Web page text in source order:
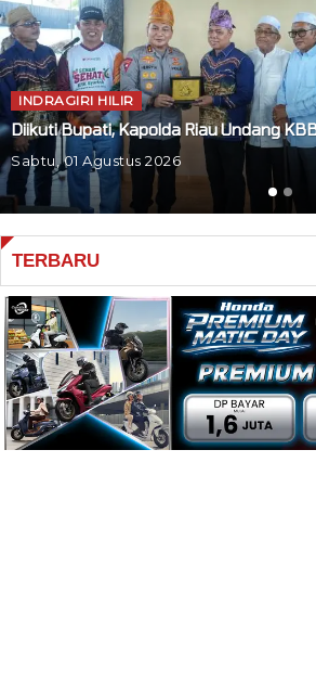
INDRAGIRI HILIR
Diikuti Bupati, Kapolda Riau Undang
Sabtu, 01 Agustus 2026
TERBARU